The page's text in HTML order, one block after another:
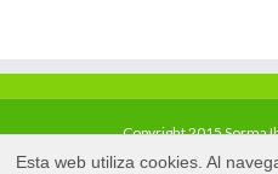
Copyright 2015 Sorma
Esta web utiliza cookies. Al